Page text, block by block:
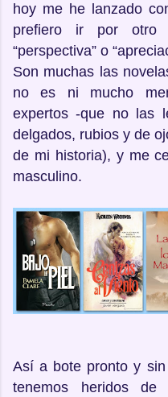
hoy me he lanzado
prefiero ir por
“perspectiva” o
Son muchas las
no es ni mucho
expertos -que no las
delgados, rubios y de
de mi historia), y me
masculino.
Así a bote pronto y
tenemos heridos